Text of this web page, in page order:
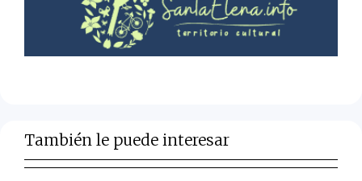
También le puede interesar